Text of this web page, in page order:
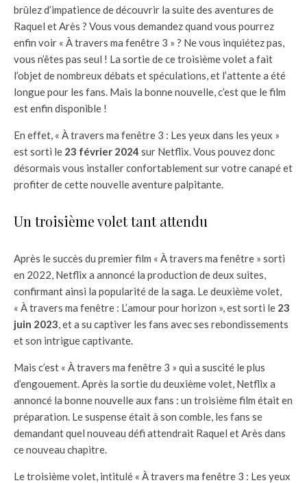
brûlez d’impatience de découvrir la suite des aventures de
Raquel et Arès ? Vous vous demandez quand vous pourrez
enfin voir « À travers ma fenêtre 3 » ? Ne vous inquiétez pas,
vous n’êtes pas seul ! La sortie de ce troisième volet a fait
l’objet de nombreux débats et spéculations, et l’attente a été
longue pour les fans. Mais la bonne nouvelle, c’est que le film
est enfin disponible !
En effet, « À travers ma fenêtre 3 : Les yeux dans les yeux »
est sorti le 23 février 2024 sur Netflix. Vous pouvez donc
désormais vous installer confortablement sur votre canapé et
profiter de cette nouvelle aventure palpitante.
Un troisième volet tant attendu
Après le succès du premier film « À travers ma fenêtre » sorti
en 2022, Netflix a annoncé la production de deux suites,
confirmant ainsi la popularité de la saga. Le deuxième volet,
« À travers ma fenêtre : L’amour pour horizon », est sorti le 23
juin 2023, et a su captiver les fans avec ses rebondissements
et son intrigue captivante.
Mais c’est « À travers ma fenêtre 3 » qui a suscité le plus
d’engouement. Après la sortie du deuxième volet, Netflix a
annoncé la bonne nouvelle aux fans : un troisième film était en
préparation. Le suspense était à son comble, les fans se
demandant quel nouveau défi attendrait Raquel et Arès dans
ce nouveau chapitre.
Le troisième volet, intitulé « À travers ma fenêtre 3 : Les yeux